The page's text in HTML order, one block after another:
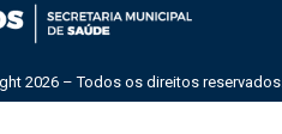
2026 – Todos os direitos reservados.